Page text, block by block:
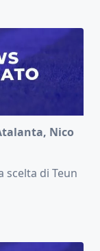
Nico
scelta di Teun